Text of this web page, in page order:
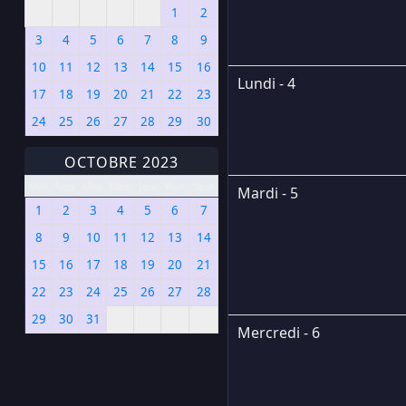
1
2
3
4 5 6 7 8
9
10
11 12 13 14 15
16
17
18 19 20 21 22
23
24
25 26 27 28 29 30
OCTOBRE 2023
1 2 3 4 5 6
7
8
9 10 11 12 13
14
15
16 17 18 19 20
21
22
23 24 25 26 27
28
29
30 31
Lundi - 4
Mardi - 5
Mercredi - 6